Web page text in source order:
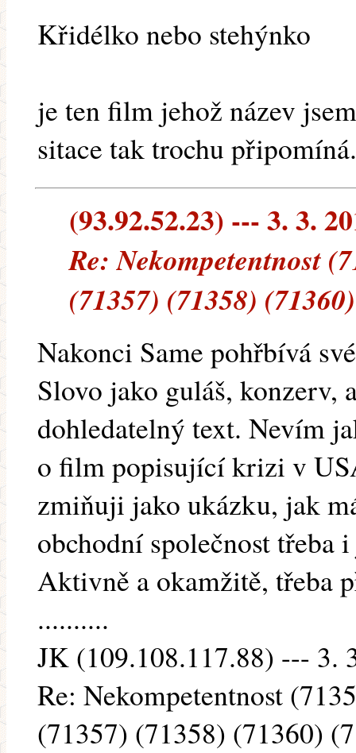
Křidélko nebo stehýnko
je ten film jehož název
sitace tak trochu připomíná.
(93.92.52.23) --- 3. 3.
Re: Nekompetentnost
(71357) (71358)
Nakonci Same pohřbívá
Slovo jako guláš, konzerv,
dohledatelný text. Nevím
o film popisující krizi v
zmiňuji jako ukázku, jak
obchodní společnost třeba
Aktivně a okamžitě, třeba
..........
JK (109.108.117.88) --- 3.
Re: Nekompetentnost
(71357) (71358) (71360)